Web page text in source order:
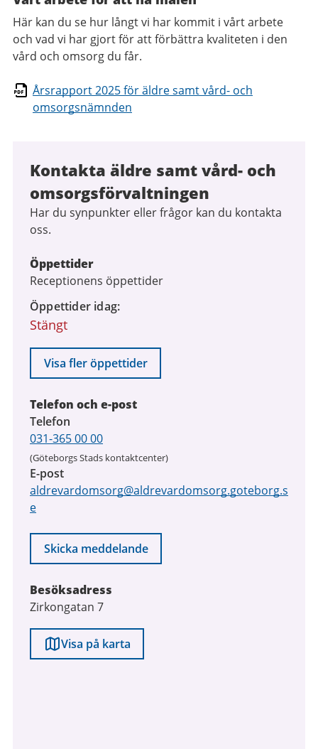
Här kan du se hur långt vi har kommit i vårt arbete
och vad vi har gjort för att förbättra kvaliteten i den
vård och omsorg du får.
Årsrapport 2025 för äldre samt vård- och
omsorgsnämnden
Kontakta äldre samt vård- och
omsorgsförvaltningen
Har du synpunkter eller frågor kan du kontakta
oss.
Öppettider
Receptionens öppettider
Öppettider idag
Stängt
Visa fler öppettider
Telefon och e-post
Telefon
031-365 00 00
(Göteborgs Stads kontaktcenter)
E-post
aldrevardomsorg@aldrevardomsorg.goteborg.s
e
Skicka meddelande
Besöksadress
Zirkongatan 7
Visa på karta